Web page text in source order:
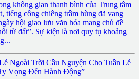
không gian thanh bình của Trung tâm
tiếng cồng chiêng trầm hùng đã vang
hội giao lưu văn hóa mang chủ đề
từ đất”. Sự kiện là nơi quy tụ khoảng